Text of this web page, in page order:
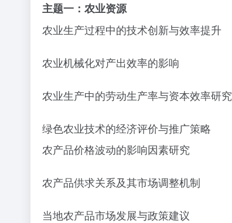
主题一：农业资源
农业生产过程中的技术创新与效率提升
农业机械化对产出效率的影响
农业生产中的劳动生产率与资本效率研究
绿色农业技术的经济评价与推广策略
农产品价格波动的影响因素研究
农产品供求关系及其市场调整机制
当地农产品市场发展与政策建议